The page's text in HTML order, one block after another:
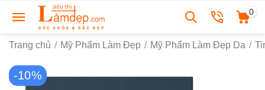
0
Trang chủ / Mỹ Phẩm Làm Đẹp / Mỹ Phẩm Làm Đẹp Da /
-10%